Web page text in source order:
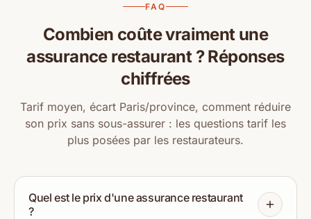
FAQ
Combien coûte vraiment une
assurance restaurant ? Réponses
chiffrées
Tarif moyen, écart Paris/province, comment réduire
son prix sans sous-assurer : les questions tarif les
plus posées par les restaurateurs.
Quel est le prix d'une assurance restaurant
?